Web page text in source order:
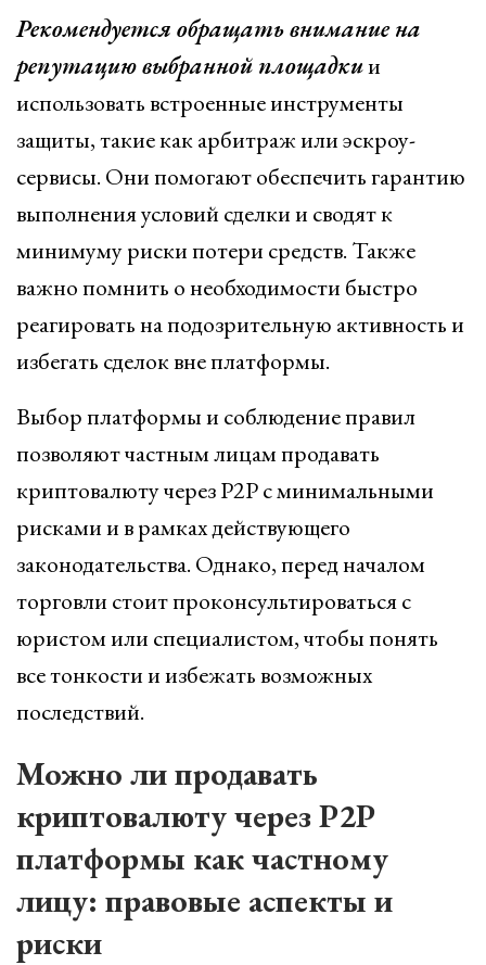
Рекомендуется обращать внимание на
репутацию выбранной площадкии
использовать встроенные инструменты
защиты, такие как арбитраж или эскроу-
сервисы. Они помогают обеспечить гарантию
выполнения условий сделки и сводят к
минимуму риски потери средств. Также
важно помнить о необходимости быстро
реагировать на подозрительную активность и
избегать сделок вне платформы.
Выбор платформы и соблюдение правил
позволяют частным лицам продавать
криптовалюту через P2P с минимальными
рисками и в рамках действующего
законодательства. Однако, перед началом
торговли стоит проконсультироваться с
юристом или специалистом, чтобы понять
все тонкости и избежать возможных
последствий.
Можно ли продавать
криптовалюту через P2P
платформы как частному
лицу: правовые аспекты и
риски